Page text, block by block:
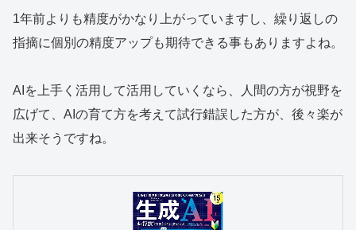
1年前よりも精度がかなり上がっていますし、繰り返しの
指摘に個別の精度アップも期待できる事もありますよね。
AIを上手く活用して活用していくなら、人間の方が視野を
広げて、AIの育て方を考えて試行錯誤した方が、後々楽が
出来そうですね。